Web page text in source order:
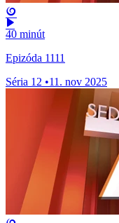
40 minút
Epizóda 1111
Séria 12 •11. nov 2025